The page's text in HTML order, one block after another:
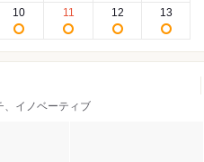
10 11 12 13
、イノベーティブ